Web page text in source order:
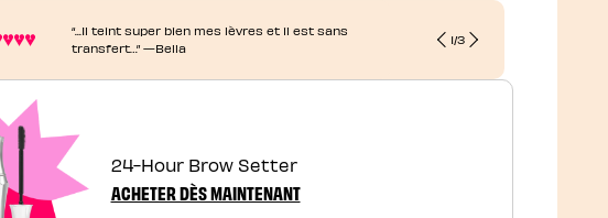
“...Il teint super bien mes lèvres et il est sans
transfert…” —Bella
1/3
24-Hour Brow Setter
ACHETER DÈS MAINTENANT